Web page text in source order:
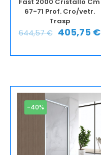
67-71 Prof. Cro/vetr.
Trasp
644,57€ 405,75 €
-40%